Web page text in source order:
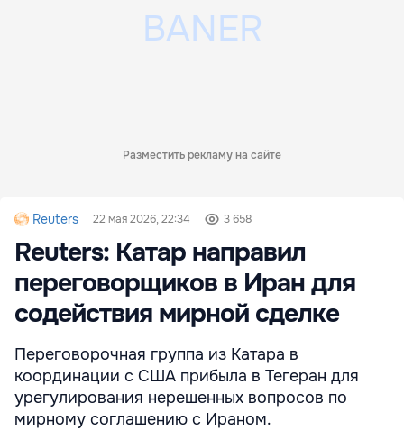
Разместить рекламу на сайте
Reuters 22 мая 2026, 22:34 3 658
Reuters: Катар направил
переговорщиков в Иран для
содействия мирной сделке
Переговорочная группа из Катара в
координации с США прибыла в Тегеран для
урегулирования нерешенных вопросов по
мирному соглашению с Ираном.